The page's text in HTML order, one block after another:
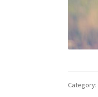
Category: